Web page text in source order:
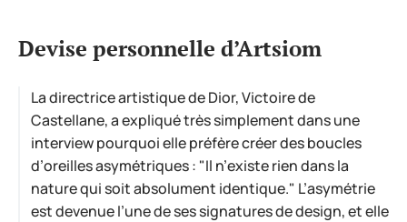
Devise personnelle d’Artsiom
La directrice artistique de Dior, Victoire de
Castellane, a expliqué très simplement dans une
interview pourquoi elle préfère créer des boucles
d’oreilles asymétriques : "Il n’existe rien dans la
nature qui soit absolument identique." L’asymétrie
est devenue l’une de ses signatures de design, et elle